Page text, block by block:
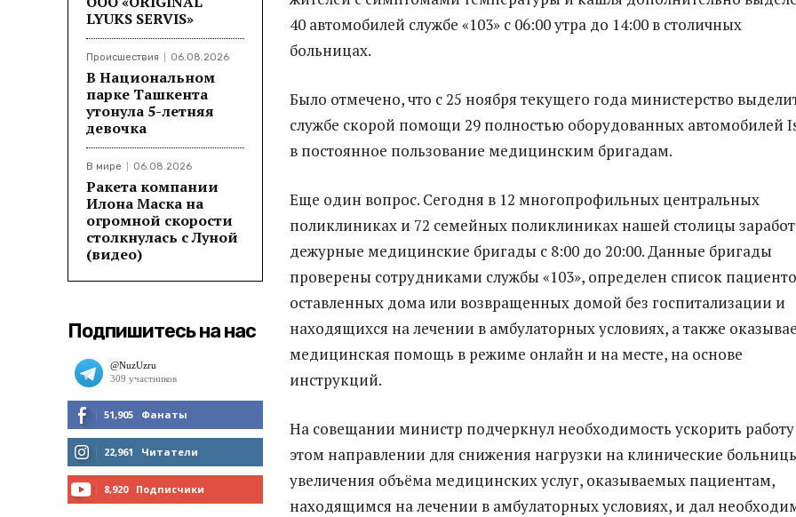
LYUKS SERVIS»
Происшествия 06.08.2026
В Национальном
парке Ташкента
утонула 5-летняя
девочка
В мире 06.08.2026
Ракета компании
Илона Маска на
огромной скорости
столкнулась с Луной
(видео)
Подпишитесь на нас
51,905 Фанаты
МНЕ НРАВИТСЯ
22,961 Читатели
8,920 Подписчики
40 автомобилей службе «103» с 06:00 утра до 14:00 в столичных
больницах.
Было отмечено, что с 25 ноября текущего года министерство
службе скорой помощи 29 полностью оборудованных автомобилей
в постоянное пользование медицинским бригадам.
Еще один вопрос. Сегодня в 12 многопрофильных центральных
поликлиниках и 72 семейных поликлиниках нашей столицы
дежурные медицинские бригады с 8:00 до 20:00. Данные бригады
проверены сотрудниками службы «103», определен список
оставленных дома или возвращенных домой без госпитализации и
находящихся на лечении в амбулаторных условиях, а также
медицинская помощь в режиме онлайн и на месте, на основе
инструкций.
На совещании министр подчеркнул необходимость ускорить
этом направлении для снижения нагрузки на клинические
увеличения объёма медицинских услуг, оказываемых пациентам,
находящимся на лечении в амбулаторных условиях, и дал